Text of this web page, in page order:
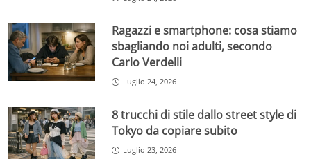
Ragazzi e smartphone: cosa stiamo
sbagliando noi adulti, secondo
Carlo Verdelli
Luglio 24, 2026
8 trucchi di stile dallo street style di
Tokyo da copiare subito
Luglio 23, 2026